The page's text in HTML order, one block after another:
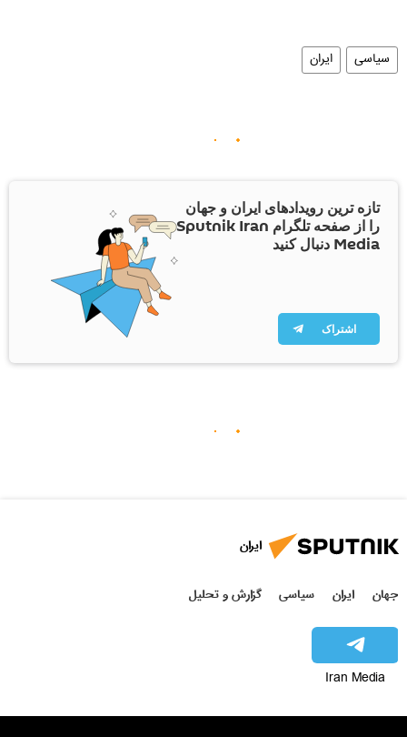
سیاسی ایران
تازه ترین رویدادهای ایران و جهان
را از صفحه تلگرام Sputnik Iran
Media دنبال کنید
اشتراک
ایران
جهان ایران سیاسی گزارش و تحلیل
Iran Media